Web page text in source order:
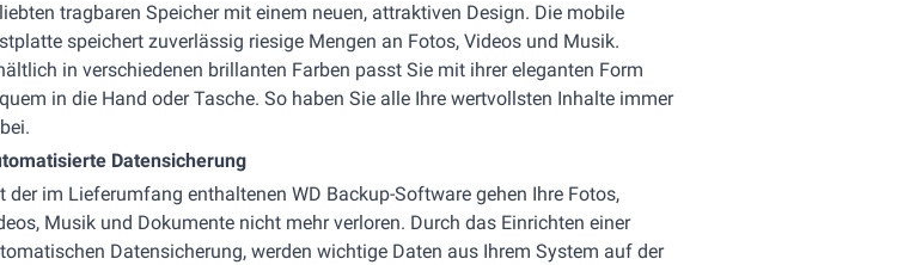
tragbaren Speicher mit einem neuen, attraktiven Design. Die mobile
speichert zuverlässig riesige Mengen an Fotos, Videos und Musik.
in verschiedenen brillanten Farben passt Sie mit ihrer eleganten Form
in die Hand oder Tasche. So haben Sie alle Ihre wertvollsten Inhalte immer
Datensicherung
der im Lieferumfang enthaltenen WD Backup-Software gehen Ihre Fotos,
Musik und Dokumente nicht mehr verloren. Durch das Einrichten einer
Datensicherung, werden wichtige Daten aus Ihrem System auf der